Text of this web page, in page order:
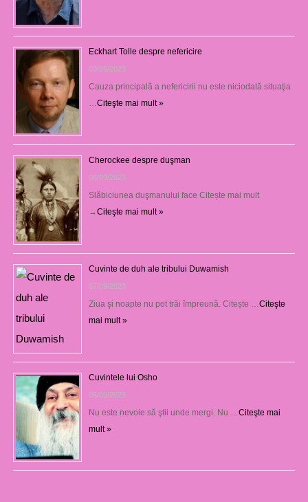
Eckhart Tolle despre nefericire
09/09/2023
Cauza principală a nefericirii nu este niciodată situaţia
Citeşte mai mult »
Cherockee despre duşman
08/09/2023
Slăbiciunea duşmanului face Citește mai mult
→Citeşte mai mult »
Cuvinte de duh ale tribului Duwamish
07/09/2023
Ziua şi noapte nu pot trăi împreună. Citește … Citeşte
mai mult »
Cuvintele lui Osho
06/09/2023
Nu este nevoie să ştii unde mergi. Nu … Citeşte mai
mult »